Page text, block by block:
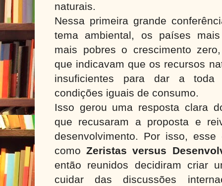
naturais.
Nessa primeira grande
tema ambiental, os países
mais pobres o crescimento
que indicavam que os recursos
insuficientes para dar a toda
condições iguais de consumo.
Isso gerou uma resposta clara
que recusaram a proposta e
desenvolvimento. Por isso,
comoZeristas versus
então reunidos decidiram criar
cuidar das discussões